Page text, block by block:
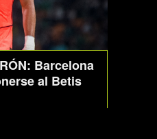
Barcelona
al Betis